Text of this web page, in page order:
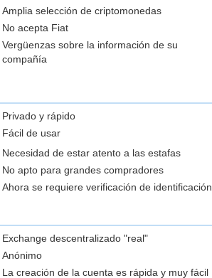
Amplia selección de criptomonedas
No acepta Fiat
Vergüenzas sobre la información de su
compañía
Privado y rápido
Fácil de usar
Necesidad de estar atento a las estafas
No apto para grandes compradores
Ahora se requiere verificación de identificación
Exchange descentralizado "real"
Anónimo
La creación de la cuenta es rápida y muy fácil